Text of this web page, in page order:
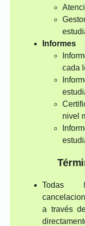
Informes
cada
nivel
Todas
a través